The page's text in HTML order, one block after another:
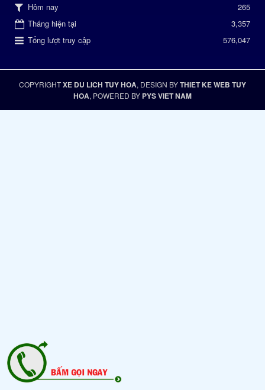
Hôm nay
265
Tháng hiện tại
3,357
Tổng lượt truy cập
576,047
COPYRIGHTXE DU LICH TUY HOA, DESIGN BYTHIET KE WEB TUY
HOA, POWERED BY PYS VIET NAM